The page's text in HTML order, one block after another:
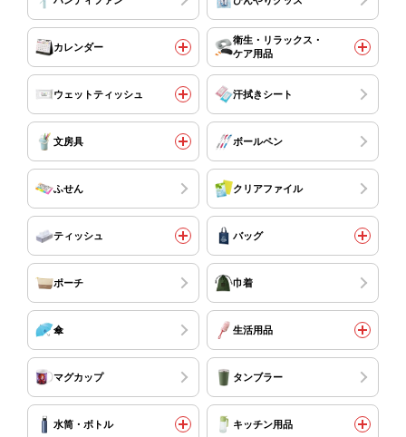
カレンダー
衛生・リラックス・
ケア用品
ウェットティッシュ 汗拭きシート
文房具 ボールペン
ふせん クリアファイル
ティッシュ バッグ
ポーチ 巾着
傘 生活用品
マグカップ タンブラー
水筒・ボトル キッチン用品